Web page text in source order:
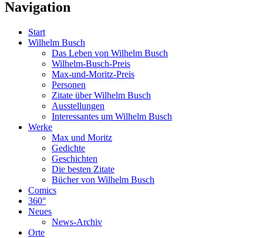
Navigation
Start
Wilhelm Busch
Das Leben von Wilhelm Busch
Wilhelm-Busch-Preis
Max-und-Moritz-Preis
Personen
Zitate über Wilhelm Busch
Ausstellungen
Interessantes um Wilhelm Busch
Werke
Max und Moritz
Gedichte
Geschichten
Die besten Zitate
Bücher von Wilhelm Busch
Comics
360°
Neues
News-Archiv
Orte